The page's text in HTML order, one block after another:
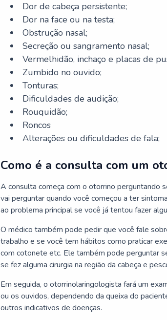
Dor de cabeça persistente;
Dor na face ou na testa;
Obstrução nasal;
Secreção ou sangramento nasal;
Vermelhidão, inchaço e placas de
Zumbido no ouvido;
Tonturas;
Dificuldades de audição;
Rouquidão;
Roncos
Alterações ou dificuldades de fala;
Como é a consulta com um
A consulta começa com o otorrino perguntando
vai perguntar quando você começou a ter
ao problema principal se você já tentou fazer
O médico também pode pedir que você fale
trabalho e se você tem hábitos como praticar
com cotonete etc. Ele também pode perguntar
se fez alguma cirurgia na região da cabeça e
Em seguida, o otorrinolaringologista fará um
ou os ouvidos, dependendo da queixa do
outros indicativos de doenças.